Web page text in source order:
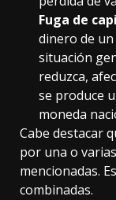
Fuga de
dinero de
situación
reduzca,
se produce
moneda
Cabe destacar
por una o
mencionadas.
combinadas.